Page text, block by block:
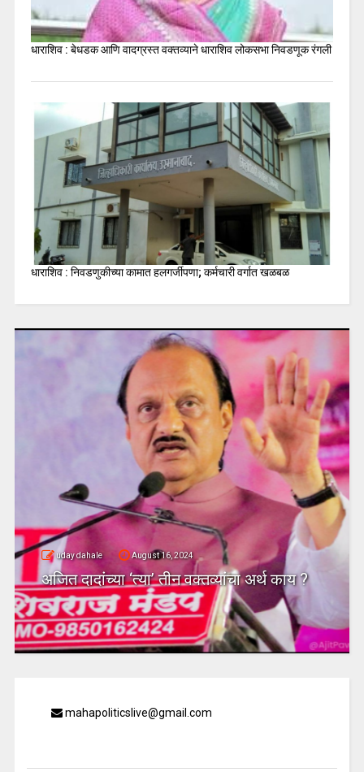
धाराशिव : बेधडक आणि वादग्रस्त वक्तव्याने धाराशिव लोकसभा निवडणूक रंगली
धाराशिव : निवडणुकीच्या कामात हलगर्जीपणा; कर्मचारी वर्गात खळबळ
uday dahale August 16, 2024
अजित दादांच्या ‘त्या’ तीन वक्तव्यांचा अर्थ काय ?
mahapoliticslive@gmail.com